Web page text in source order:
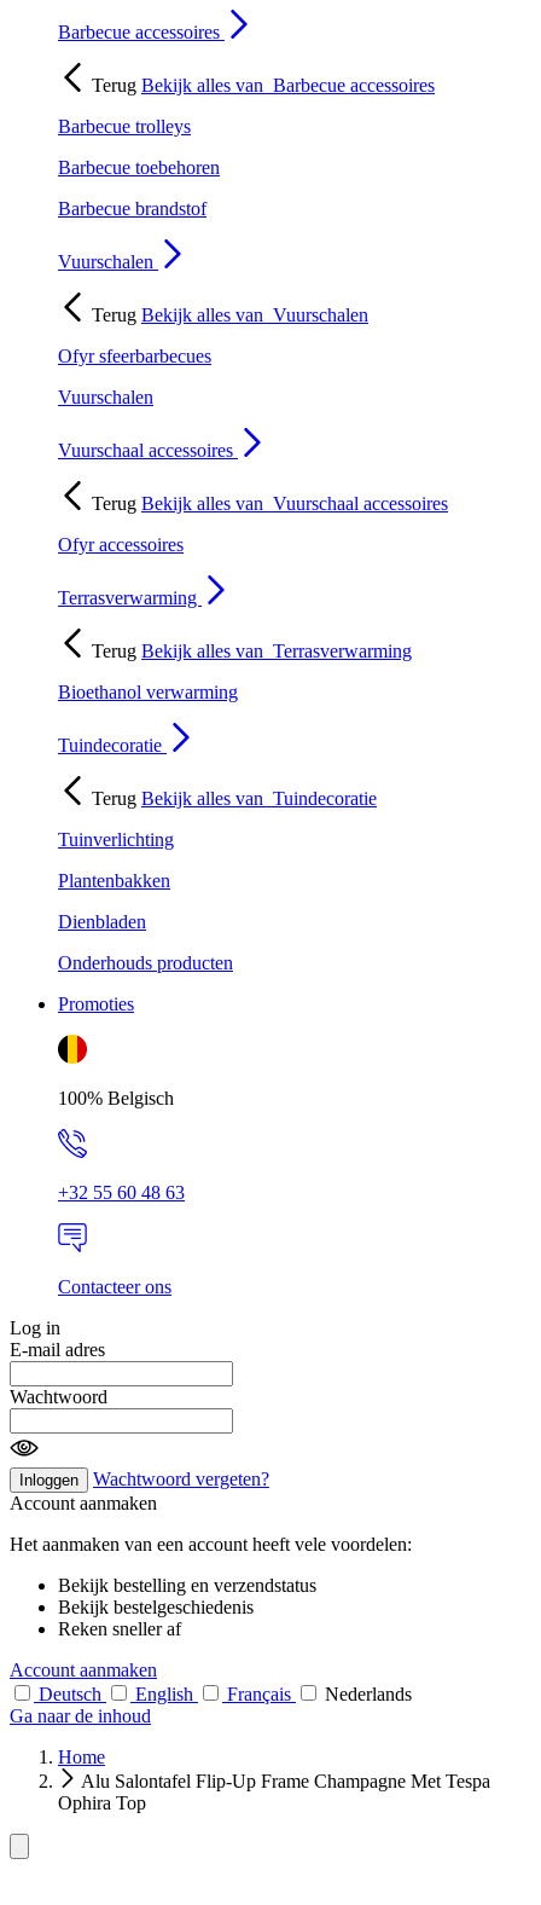
Barbecue accessoires
Terug Bekijk alles van Barbecue accessoires
Barbecue trolleys
Barbecue toebehoren
Barbecue brandstof
Vuurschalen
Terug Bekijk alles van Vuurschalen
Ofyr sfeerbarbecues
Vuurschalen
Vuurschaal accessoires
Terug Bekijk alles van Vuurschaal accessoires
Ofyr accessoires
Terrasverwarming
Terug Bekijk alles van Terrasverwarming
Bioethanol verwarming
Tuindecoratie
Terug Bekijk alles van Tuindecoratie
Tuinverlichting
Plantenbakken
Dienbladen
Onderhouds producten
Promoties
100% Belgisch
+32 55 60 48 63
Contacteer ons
Log in
E-mail adres
Wachtwoord
Inloggen
Wachtwoord vergeten?
Account aanmaken
Het aanmaken van een account heeft vele voordelen:
Bekijk bestelling en verzendstatus
Bekijk bestelgeschiedenis
Reken sneller af
Account aanmaken
Deutsch
English Français
Nederlands
Ga naar de inhoud
Home
Alu Salontafel Flip-Up Frame Champagne Met Tespa
Ophira Top